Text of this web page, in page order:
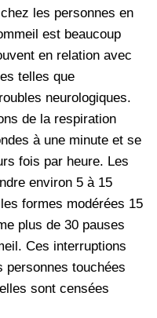
les personnes en
est beaucoup
en relation avec
telles que
neurologiques.
de la respiration
à une minute et se
fois par heure. Les
environ 5 à 15
formes modérées 15
plus de 30 pauses
Ces interruptions
personnes touchées
sont censées